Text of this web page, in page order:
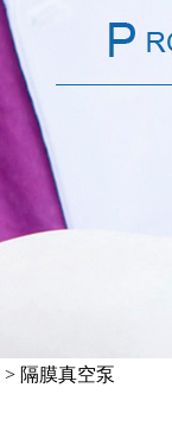
> 隔膜真空泵